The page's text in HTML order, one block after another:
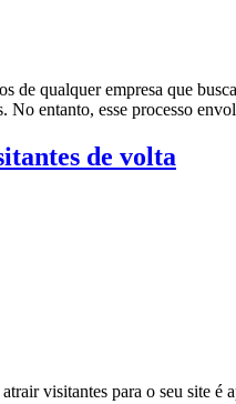
de qualquer empresa que
entanto, esse processo
de volta
visitantes para o seu site